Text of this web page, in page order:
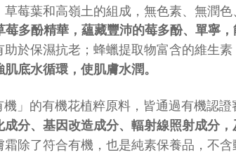
莓葉和高嶺土的組成，無色素、無潤
莓多酚精華 ，蘊藏豐沛的莓多酚、單寧 ，
於保濕抗老；蜂蠟提取物富含的維生
肌底水循環，使肌膚水潤。
機 」 的有機花植粹原料，皆通過有機認證
分、基因改造成分、輻射線照射成分
除了符合有機，也是純素保養品，不